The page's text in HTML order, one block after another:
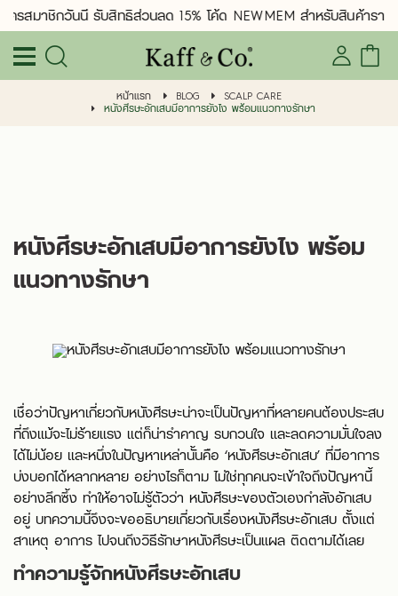
ครสมาชิกวันนี้ รับสิทธิ์ส่วนลด 15% โค้ด NEWMEM สำหรับสินค้าราค
หน้าแรก BLOG
SCALP CARE
หนังศีรษะอักเสบมีอาการยังไง พร้อมแนวทางรักษา
หนังศีรษะอักเสบมีอาการยังไง พร้อม
แนวทางรักษา
เชื่อว่าปัญหาเกี่ยวกับหนังศีรษะน่าจะเป็นปัญหาที่หลายคนต้องประสบ
ที่ถึงแม้จะไม่ร้ายแรง แต่ก็น่ารำคาญ รบกวนใจ และลดความมั่นใจลง
ได้ไม่น้อย และหนึ่งในปัญหาเหล่านั้นคือ ‘หนังศีรษะอักเสบ’ ที่มีอาการ
บ่งบอกได้หลากหลาย อย่างไรก็ตาม ไม่ใช่ทุกคนจะเข้าใจถึงปัญหานี้
อย่างลึกซึ้ง ทำให้อาจไม่รู้ตัวว่า หนังศีรษะของตัวเองกำลังอักเสบ
อยู่ บทความนี้จึงจะขออธิบายเกี่ยวกับเรื่องหนังศีรษะอักเสบ ตั้งแต่
สาเหตุ อาการ ไปจนถึงวิธีรักษาหนังศีรษะเป็นแผล ติดตามได้เลย
ทำความรู้จักหนังศีรษะอักเสบ